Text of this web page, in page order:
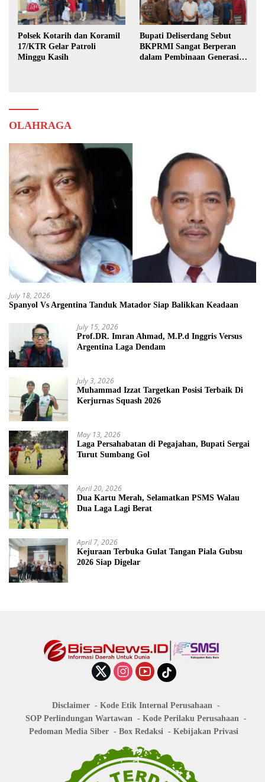
Polsek Kotarih dan Koramil
17/KTR Gelar Patroli
Minggu Kasih
Bupati Deliserdang Sebut
BKPRMI Sangat Berperan
dalam Pembinaan Generasi
OLAHRAGA
July 18, 2026
Spanyol Vs Argentina Tanduk Matador Siap Balikkan Keadaan
July 15, 2026
Prof.DR. Imran Ahmad, M.P.d Inggris Versus
Argentina Laga Dendam
July 3, 2026
Muhammad Izzat Targetkan Posisi Terbaik Di
Kerjurnas Squash 2026
May 13, 2026
Laga Persahabatan di Pegajahan, Bupati Sergai
Turut Sumbang Gol
April 20, 2026
Dua Kartu Merah, Selamatkan PSMS Walau
Dua Laga Lagi Berat
April 7, 2026
Kejuraan Terbuka Gulat Tangan Piala Gubsu
2026 Siap Digelar
Disclaimer
Kode Etik Internal Perusahaan
SOP Perlindungan Wartawan
Kode Perilaku Perusahaan
Pedoman Media Siber
Box Redaksi Kebijakan Privasi